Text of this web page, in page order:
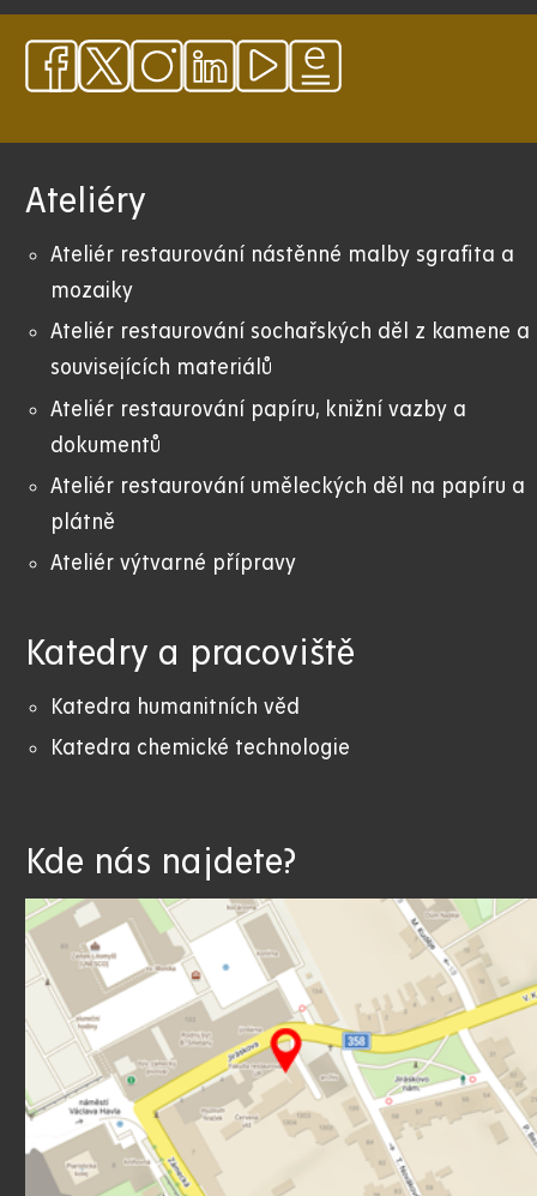
Ateliéry
Ateliér restaurování nástěnné malby sgrafita a
mozaiky
Ateliér restaurování sochařských děl z kamene a
souvisejících materiálů
Ateliér restaurování papíru, knižní vazby a
dokumentů
Ateliér restaurování uměleckých děl na papíru a
plátně
Ateliér výtvarné přípravy
Katedry a pracoviště
Katedra humanitních věd
Katedra chemické technologie
Kde nás najdete?